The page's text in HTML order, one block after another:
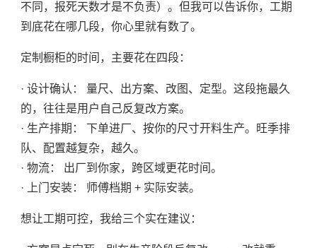
不同，报死天数才是不负责）。但我可以告诉你，工期
到底花在哪几段，你心里就有数了。
定制橱柜的时间，主要花在四段：
· 设计确认： 量尺、出方案、改图、定型。这段拖最久
的，往往是用户自己反复改方案。
· 生产排期： 下单进厂、按你的尺寸开料生产。旺季排
队、配置越复杂，越久。
· 物流： 出厂到你家，跨区域更花时间。
· 上门安装： 师傅档期 + 实际安装。
想让工期可控，我给三个实在建议：